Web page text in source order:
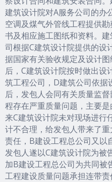
建筑设计院对A服务公司的办
空调及煤气外管线工程提供
书及相应施工图纸和资料。
司根据C建筑设计院提供的设
据国家有关验收规定及设计
后，C建筑设计院按时做出
筑工程公司，D建筑公司依据
后，发包人会同有关质量监
程存在严重质量问题，主要
来C建筑设计院未对现场进行
计不合理，给发包人带来了
责任，B建设工程总公司又以
发包人遂以C建筑设计院为被
加B建设工程总公司为共同被
工程建设质量问题承担连带责